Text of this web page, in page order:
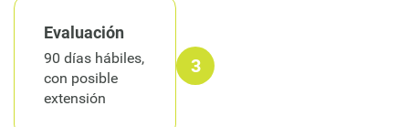
Evaluación
90 días hábiles,
con posible
extensión
3